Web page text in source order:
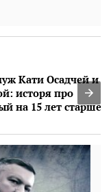
и
про
старше